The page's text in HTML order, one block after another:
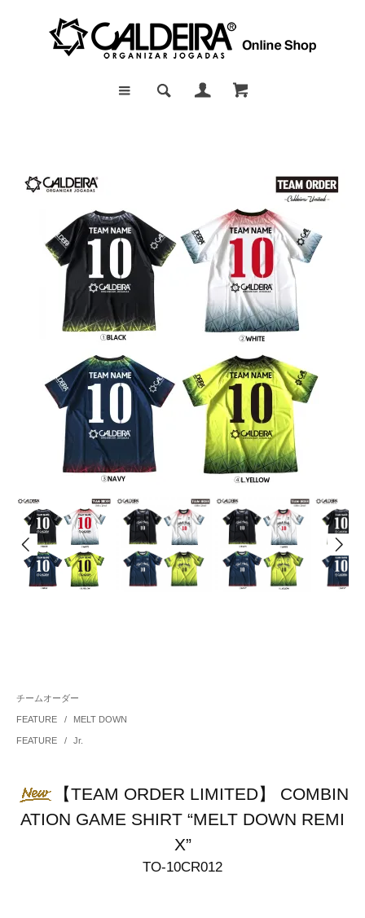
チームオーダー
FEATURE / MELT DOWN
FEATURE / Jr.
【TEAM ORDER LIMITED】 COMBIN
ATION GAME SHIRT “MELT DOWN REMI
X”
TO-10CR012